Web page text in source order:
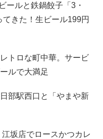
ールと鉄鍋餃子「3・
きた！生ビール199円
トロな町中華。サービ
ルで大満足
部駅西口と「やまや新
江坂店でロースかつカレ